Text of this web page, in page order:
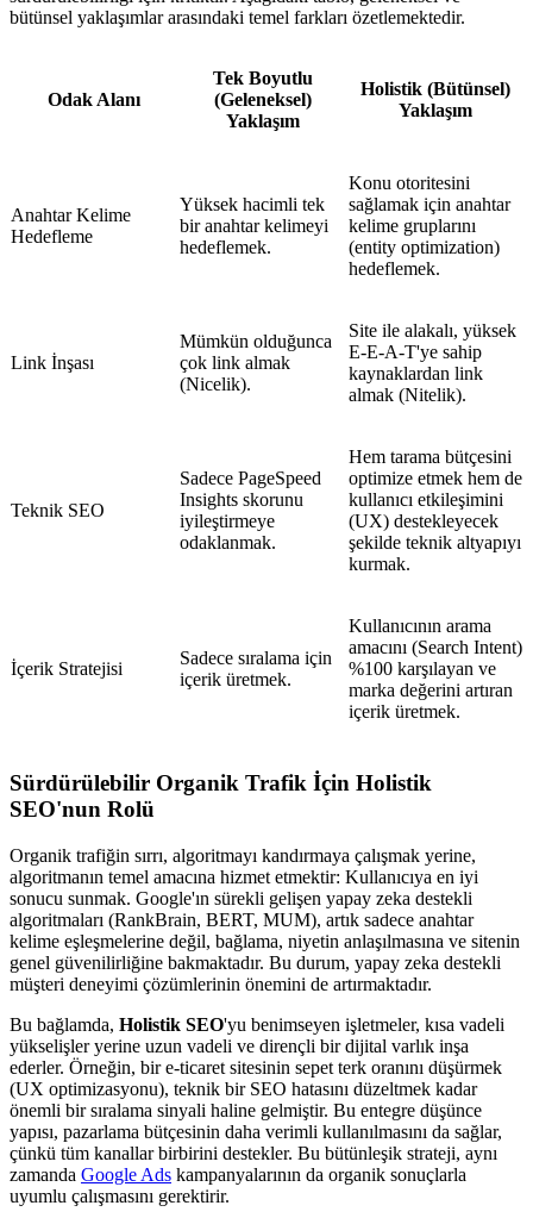
bütünsel yaklaşımlar arasındaki temel farkları özetlemektedir.
Odak Alanı
Tek Boyutlu
(Geleneksel)
Yaklaşım
Holistik (Bütünsel)
Yaklaşım
Anahtar Kelime
Hedefleme
Yüksek hacimli tek
bir anahtar kelimeyi
hedeflemek.
Konu otoritesini
sağlamak için anahtar
kelime gruplarını
(entity optimization)
hedeflemek.
Link İnşası
Mümkün olduğunca
çok link almak
(Nicelik).
Site ile alakalı, yüksek
E-E-A-T'ye sahip
kaynaklardan link
almak (Nitelik).
Teknik SEO
Sadece PageSpeed
Insights skorunu
iyileştirmeye
odaklanmak.
Hem tarama bütçesini
optimize etmek hem de
kullanıcı etkileşimini
(UX) destekleyecek
şekilde teknik altyapıyı
kurmak.
İçerik Stratejisi
Sadece sıralama için
içerik üretmek.
Kullanıcının arama
amacını (Search Intent)
%100 karşılayan ve
marka değerini artıran
içerik üretmek.
Sürdürülebilir Organik Trafik İçin Holistik
SEO'nun Rolü
Organik trafiğin sırrı, algoritmayı kandırmaya çalışmak yerine,
algoritmanın temel amacına hizmet etmektir: Kullanıcıya en iyi
sonucu sunmak. Google'ın sürekli gelişen yapay zeka destekli
algoritmaları (RankBrain, BERT, MUM), artık sadece anahtar
kelime eşleşmelerine değil, bağlama, niyetin anlaşılmasına ve sitenin
genel güvenilirliğine bakmaktadır. Bu durum, yapay zeka destekli
müşteri deneyimi çözümlerinin önemini de artırmaktadır.
Bu bağlamda, Holistik SEO'yu benimseyen işletmeler, kısa vadeli
yükselişler yerine uzun vadeli ve dirençli bir dijital varlık inşa
ederler. Örneğin, bir e-ticaret sitesinin sepet terk oranını düşürmek
(UX optimizasyonu), teknik bir SEO hatasını düzeltmek kadar
önemli bir sıralama sinyali haline gelmiştir. Bu entegre düşünce
yapısı, pazarlama bütçesinin daha verimli kullanılmasını da sağlar,
çünkü tüm kanallar birbirini destekler. Bu bütünleşik strateji, aynı
zamanda Google Ads kampanyalarının da organik sonuçlarla
uyumlu çalışmasını gerektirir.